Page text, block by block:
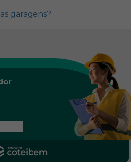
garagens?